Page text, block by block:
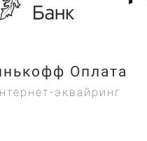
Оплата
эквайринг